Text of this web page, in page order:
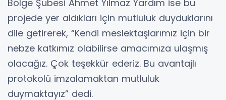
Bölge Şubesi Ahmet Yılmaz Yardım ise bu
projede yer aldıkları için mutluluk duyduklarını
dile getirerek, “Kendi meslektaşlarımız için bir
nebze katkımız olabilirse amacımıza ulaşmış
olacağız. Çok teşekkür ederiz. Bu avantajlı
protokolü imzalamaktan mutluluk
duymaktayız” dedi.